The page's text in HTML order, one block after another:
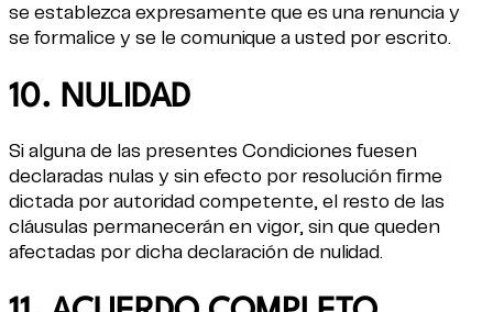
se establezca expresamente que es una renuncia y
se formalice y se le comunique a usted por escrito.
10. NULIDAD
Si alguna de las presentes Condiciones fuesen
declaradas nulas y sin efecto por resolución firme
dictada por autoridad competente, el resto de las
cláusulas permanecerán en vigor, sin que queden
afectadas por dicha declaración de nulidad.